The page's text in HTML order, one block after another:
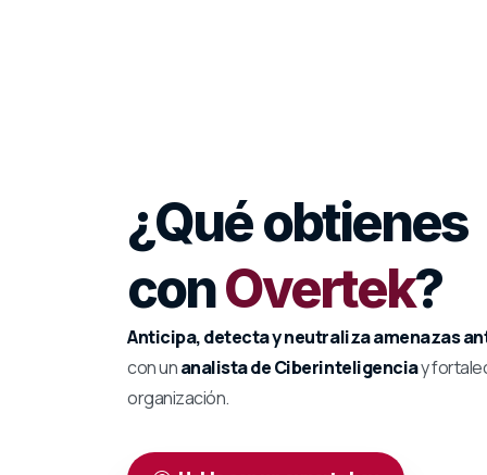
¿Qué obtienes
conOvertek?
Anticipa, detecta y neutraliza amenazas
con unanalista de Ciberinteligenciay
organización.